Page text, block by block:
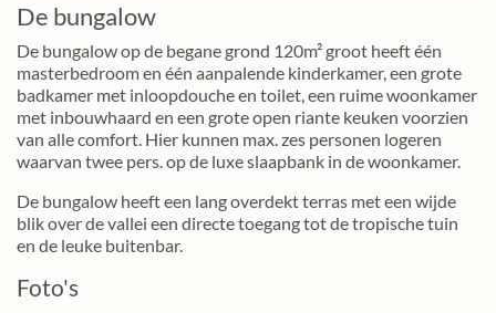
De bungalow
De bungalow op de begane grond 120m² groot heeft één
masterbedroom en één aanpalende kinderkamer, een grote
badkamer met inloopdouche en toilet, een ruime woonkamer
met inbouwhaard en een grote open riante keuken voorzien
van alle comfort. Hier kunnen max. zes personen logeren
waarvan twee pers. op de luxe slaapbank in de woonkamer.
De bungalow heeft een lang overdekt terras met een wijde
blik over de vallei een directe toegang tot de tropische tuin
en de leuke buitenbar.
Foto's